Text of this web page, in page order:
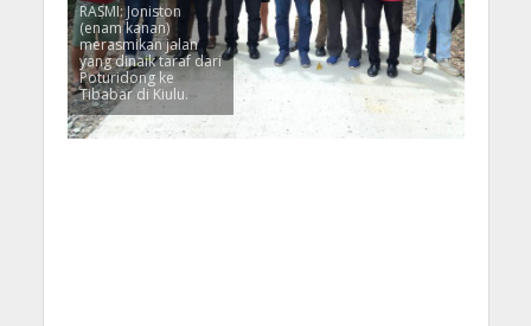
RASMI: Joniston
(enam kanan)
merasmikan jalan
yang dinaik taraf dari
Poturidong ke
Tibabar di Kiulu.